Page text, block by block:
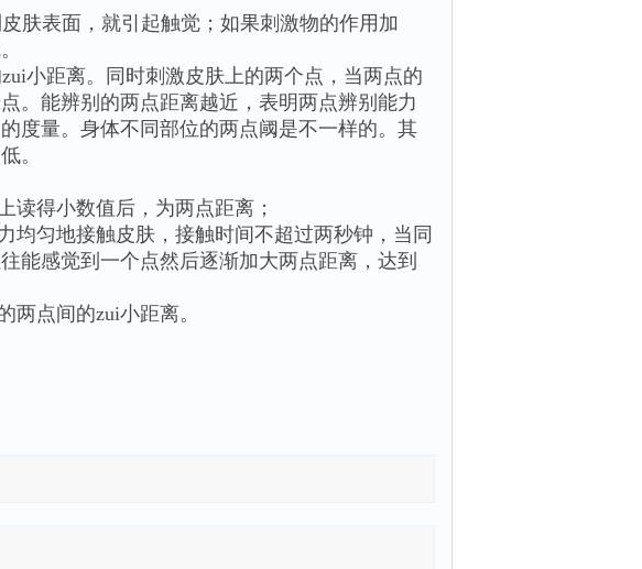
肤表面，就引起触觉；如果刺激物的作用加
小距离。同时刺激皮肤上的两个点，当两点的
。能辨别的两点距离越近，表明两点辨别能力
度量。身体不同部位的两点阈是不一样的。其
。
读得小数值后，为两点距离；
均匀地接触皮肤，接触时间不超过两秒钟，当同
能感觉到一个点然后逐渐加大两点距离，达到
两点间的zui小距离。